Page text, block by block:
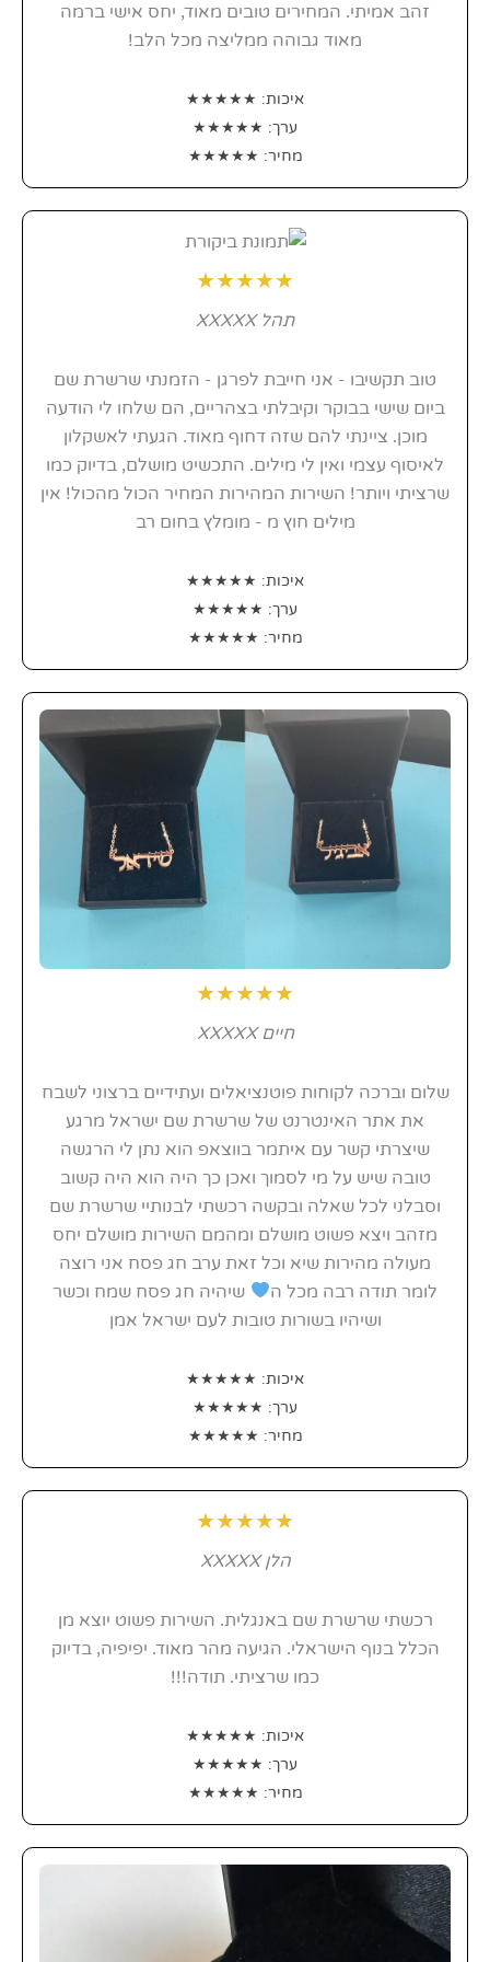
קרובה לביתכם או לעבודה.
אמינות: UPS היא חברת שילוח בינלאומית מובילה
עם מוניטין של אמינות.
איך זה עובד?
לאחר הוספת המוצרים לעגלה ומעבר לעמוד
אוטומטי יקפוץ לכם מפת שילוח ונקודות מסירה, ע"י
אם לא, תוכלו לרשום את שם העיר והרחוב בחיפוש
שרשרת שם ישראל ייצרו את התכשיט עבורכם
זהב אמיתי. המחירים טובים מאוד, יחס אישי ברמה
מאוד גבוהה ממליצה מכל הלב!
איכות: ★★★★★
ערך: ★★★★★
מחיר: ★★★★★
★★★★★
תהל XXXXX
טוב תקשיבו - אני חייבת לפרגן - הזמנתי שרשרת שם
ביום שישי בבוקר וקיבלתי בצהריים, הם שלחו לי הודעה
מוכן. ציינתי להם שזה דחוף מאוד. הגעתי לאשקלון
לאיסוף עצמי ואין לי מילים. התכשיט מושלם, בדיוק כמו
שרציתי ויותר! השירות המהירות המחיר הכול מהכול! אין
מילים חוץ מ - מומלץ בחום רב
איכות: ★★★★★
ערך: ★★★★★
מחיר: ★★★★★
★★★★★
חיים XXXXX
שלום וברכה לקוחות פוטנציאלים ועתידיים ברצוני לשבח
את אתר האינטרנט של שרשרת שם ישראל מרגע
שיצרתי קשר עם איתמר בווצאפ הוא נתן לי הרגשה
טובה שיש על מי לסמוך ואכן כך היה הוא היה קשוב
וסבלני לכל שאלה ובקשה רכשתי לבנותיי שרשרת שם
מזהב ויצא פשוט מושלם ומהמם השירות מושלם יחס
מעולה מהירות שיא וכל זאת ערב חג פסח אני רוצה
לומר תודה רבה מכל ה
שיהיה חג פסח שמח וכשר
ושיהיו בשורות טובות לעם ישראל אמן
איכות: ★★★★★
ערך: ★★★★★
מחיר: ★★★★★
★★★★★
הלן XXXXX
רכשתי שרשרת שם באנגלית. השירות פשוט יוצא מן
הכלל בנוף הישראלי. הגיעה מהר מאוד. יפיפיה, בדיוק
כמו שרציתי. תודה!!!
איכות: ★★★★★
ערך: ★★★★★
מחיר: ★★★★★